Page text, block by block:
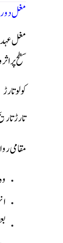
مغل دور
مغل عہد
سطح پر
کولو تارڑ
تارڑ
مقامی